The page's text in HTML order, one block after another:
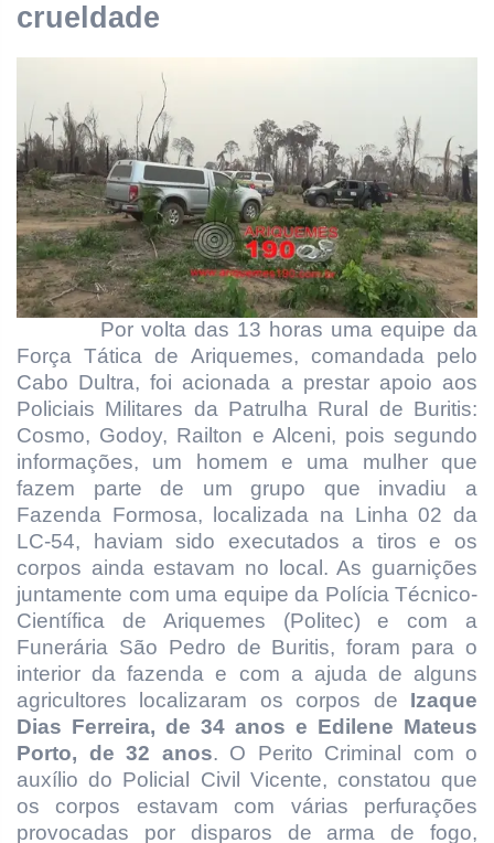
crueldade
Por volta das 13 horas uma equipe da
Força Tática de Ariquemes, comandada pelo
Cabo Dultra, foi acionada a prestar apoio aos
Policiais Militares da Patrulha Rural de Buritis:
Cosmo, Godoy, Railton e Alceni, pois segundo
informações, um homem e uma mulher que
fazem parte de um grupo que invadiu a
Fazenda Formosa, localizada na Linha 02 da
LC-54, haviam sido executados a tiros e os
corpos ainda estavam no local. As guarnições
juntamente com uma equipe da Polícia Técnico-
Científica de Ariquemes (Politec) e com a
Funerária São Pedro de Buritis, foram para o
interior da fazenda e com a ajuda de alguns
agricultores localizaram os corpos de Izaque
Dias Ferreira, de 34 anos e Edilene Mateus
Porto, de 32 anos. O Perito Criminal com o
auxílio do Policial Civil Vicente, constatou que
os corpos estavam com várias perfurações
provocadas por disparos de arma de fogo,